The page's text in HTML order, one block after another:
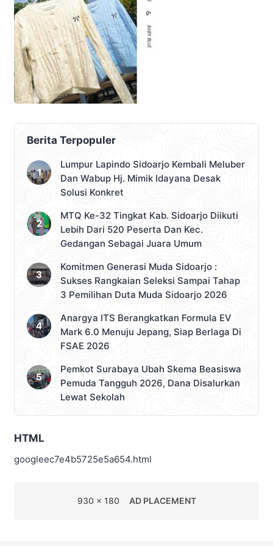
Berita Terpopuler
Lumpur Lapindo Sidoarjo Kembali Meluber
Dan Wabup Hj. Mimik Idayana Desak
Solusi Konkret
MTQ Ke-32 Tingkat Kab. Sidoarjo Diikuti
Lebih Dari 520 Peserta Dan Kec.
Gedangan Sebagai Juara Umum
Komitmen Generasi Muda Sidoarjo :
Sukses Rangkaian Seleksi Sampai Tahap
3 Pemilihan Duta Muda Sidoarjo 2026
Anargya ITS Berangkatkan Formula EV
Mark 6.0 Menuju Jepang, Siap Berlaga Di
FSAE 2026
Pemkot Surabaya Ubah Skema Beasiswa
Pemuda Tangguh 2026, Dana Disalurkan
Lewat Sekolah
HTML
googleec7e4b5725e5a654.html
930 x 180 AD PLACEMENT